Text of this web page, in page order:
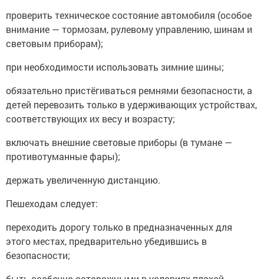
проверить техническое состояние автомобиля (особое
внимание — тормозам, рулевому управлению, шинам и
световым приборам);
при необходимости использовать зимние шины;
обязательно пристёгиваться ремнями безопасности, а
детей перевозить только в удерживающих устройствах,
соответствующих их весу и возрасту;
включать внешние световые приборы (в тумане —
противотуманные фары);
держать увеличенную дистанцию.
Пешеходам следует:
переходить дорогу только в предназначенных для
этого местах, предварительно убедившись в
безопасности;